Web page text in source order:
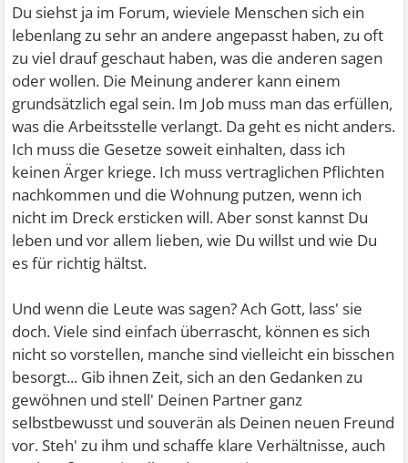
Du siehst ja im Forum, wieviele Menschen sich ein
lebenlang zu sehr an andere angepasst haben, zu oft
zu viel drauf geschaut haben, was die anderen sagen
oder wollen. Die Meinung anderer kann einem
grundsätzlich egal sein. Im Job muss man das erfüllen,
was die Arbeitsstelle verlangt. Da geht es nicht anders.
Ich muss die Gesetze soweit einhalten, dass ich
keinen Ärger kriege. Ich muss vertraglichen Pflichten
nachkommen und die Wohnung putzen, wenn ich
nicht im Dreck ersticken will. Aber sonst kannst Du
leben und vor allem lieben, wie Du willst und wie Du
es für richtig hältst.
Und wenn die Leute was sagen? Ach Gott, lass' sie
doch. Viele sind einfach überrascht, können es sich
nicht so vorstellen, manche sind vielleicht ein bisschen
besorgt... Gib ihnen Zeit, sich an den Gedanken zu
gewöhnen und stell' Deinen Partner ganz
selbstbewusst und souverän als Deinen neuen Freund
vor. Steh' zu ihm und schaffe klare Verhältnisse, auch